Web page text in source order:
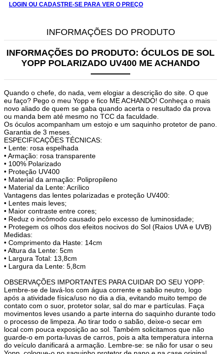
LOGIN OU CADASTRE-SE PARA VER O PREÇO
INFORMAÇÕES DO PRODUTO
INFORMAÇÕES DO PRODUTO: ÓCULOS DE SOL
YOPP POLARIZADO UV400 ME ACHANDO
Quando o chefe, do nada, vem elogiar a descrição do site. O que
eu faço? Pego o meu Yopp e fico ME ACHANDO! Conheça o mais
novo aliado de quem se gaba quando acerta o resultado da prova
ou manda bem até mesmo no TCC da faculdade.
Os óculos acompanham um estojo e um saquinho protetor de pano.
Garantia de 3 meses.
ESPECIFICAÇÕES TÉCNICAS:
• Lente: rosa espelhada
• Armação: rosa transparente
• 100% Polarizado
• Proteção UV400
• Material da armação: Polipropileno
• Material da Lente: Acrílico
Vantagens das lentes polarizadas e proteção UV400:
• Lentes mais leves;
• Maior contraste entre cores;
• Reduz o incômodo causado pelo excesso de luminosidade;
• Protegem os olhos dos efeitos nocivos do Sol (Raios UVA e UVB)
Medidas:
• Comprimento da Haste: 14cm
• Altura da Lente: 5cm
• Largura Total: 13,8cm
• Largura da Lente: 5,8cm
OBSERVAÇÕES IMPORTANTES PARA CUIDAR DO SEU YOPP:
Lembre-se de lavá-los com água corrente e sabão neutro, logo
após a atividade física/uso no dia a dia, evitando muito tempo de
contato com o suor, protetor solar, sal do mar e partículas. Faça
movimentos leves usando a parte interna do saquinho durante todo
o processo de limpeza. Ao tirar todo o sabão, deixe-o secar em
local com pouca exposição ao sol. Também solicitamos que não
guarde-o em porta-luvas de carros, pois a alta temperatura interna
do veículo danificará a armação. Lembre-se: se não for usar o seu